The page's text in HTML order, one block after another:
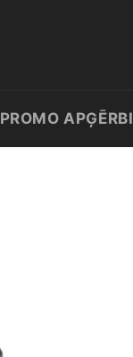
PROMO APĢĒRBI